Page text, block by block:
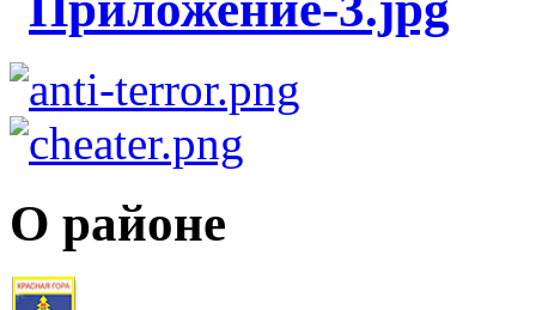
О районе